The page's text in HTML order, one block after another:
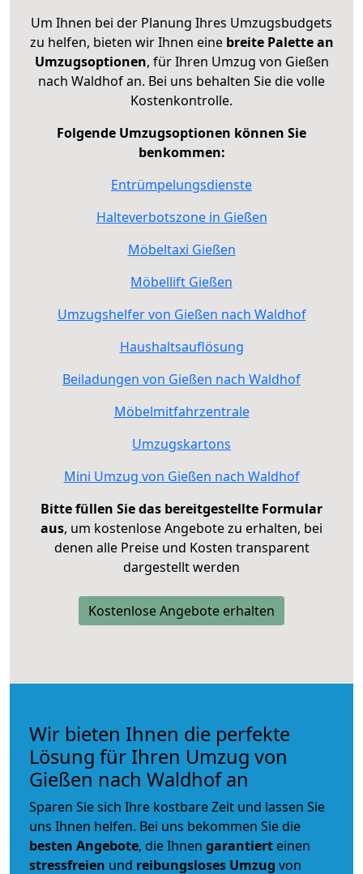
Um Ihnen bei der Planung Ihres Umzugsbudgets
zu helfen, bieten wir Ihnen eine breite Palette an
Umzugsoptionen, für Ihren Umzug von Gießen
nach Waldhof an. Bei uns behalten Sie die volle
Kostenkontrolle.
Folgende Umzugsoptionen können Sie
benkommen:
Entrümpelungsdienste
Halteverbotszone in Gießen
Möbeltaxi Gießen
Möbellift Gießen
Umzugshelfer von Gießen nach Waldhof
Haushaltsauflösung
Beiladungen von Gießen nach Waldhof
Möbelmitfahrzentrale
Umzugskartons
Mini Umzug von Gießen nach Waldhof
Bitte füllen Sie das bereitgestellte Formular
aus, um kostenlose Angebote zu erhalten, bei
denen alle Preise und Kosten transparent
dargestellt werden
Kostenlose Angebote erhalten
Wir bieten Ihnen die perfekte
Lösung für Ihren Umzug von
Gießen nach Waldhof an
Sparen Sie sich Ihre kostbare Zeit und lassen Sie
uns Ihnen helfen. Bei uns bekommen Sie die
besten Angebote, die Ihnen garantiert einen
stressfreien und reibungsloses Umzug von